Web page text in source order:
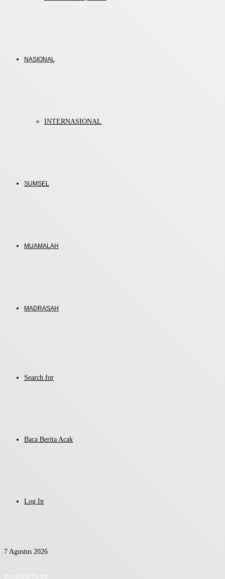
NASIONAL
INTERNASIONAL
SUMSEL
MUAMALAH
MADRASAH
Search for
Baca Berita Acak
Log In
7 Agustus 2026
Breaking News